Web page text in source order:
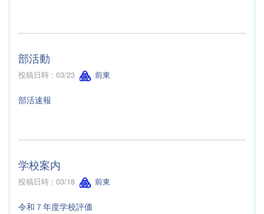
部活動
投稿日時 : 03/23 前東
部活速報
学校案内
投稿日時 : 03/18 前東
令和７年度学校評価